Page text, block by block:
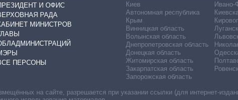
И ОФИС
РАДА
МИНИСТРОВ
ПЕРСОНЫ
Киев
Автономная республика
Крым
Винницкая область
Волынская область
Днепропетровская область
Донецкая область
Житомирская область
Закарпатская область
Запорожская область
Ивано-
на сайте, разрешается при указании ссылки (для интернет-